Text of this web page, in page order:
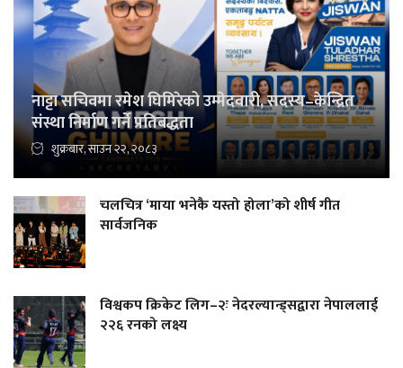
नाट्टा सचिवमा रमेश घिमिरेको उम्मेदवारी, सदस्य–केन्द्रित
संस्था निर्माण गर्ने प्रतिबद्धता
शुक्रबार, साउन २२, २०८३
चलचित्र ‘माया भनेकै यस्तो होला’को शीर्ष गीत
सार्वजनिक
विश्वकप क्रिकेट लिग–२ः नेदरल्यान्ड्सद्वारा नेपाललाई
२२६ रनको लक्ष्य